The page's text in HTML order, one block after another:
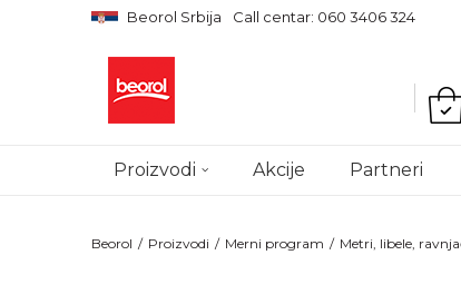
Beorol Srbija Call centar: 060 3406 324
Proizvodi Akcije Partneri
Beorol Proizvodi Merni program Metri, libele,